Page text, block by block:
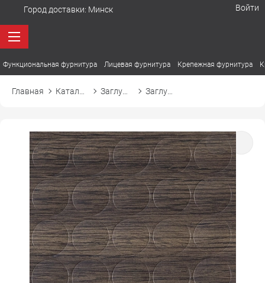
Город доставки: Минск Войти
Функциональная фурнитура Лицевая фурнитура Крепежная фурнитура
Главная